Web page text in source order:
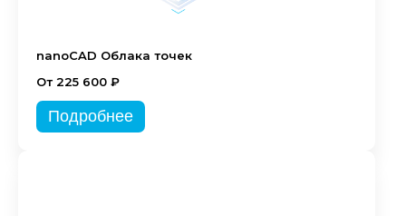
nanoCAD Облака точек
От 225 600 ₽
Подробнее